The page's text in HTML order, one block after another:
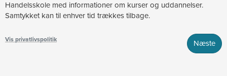
Handelsskole med informationer om kurser og uddannelser.
Samtykket kan til enhver tid trækkes tilbage.
Vis privatlivspolitik